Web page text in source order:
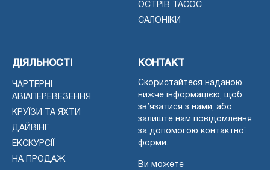
ОСТРІВ ТАСОС
САЛОНІКИ
ДІЯЛЬНОСТІ
ЧАРТЕРНІ
АВІАПЕРЕВЕЗЕННЯ
КРУЇЗИ ТА ЯХТИ
ДАЙВІНГ
ЕКСКУРСІЇ
НА ПРОДАЖ
КОНТАКТ
Скористайтеся наданою
нижче інформацією, щоб
зв’язатися з нами, або
залиште нам повідомлення
за допомогою контактної
форми.
Ви можете